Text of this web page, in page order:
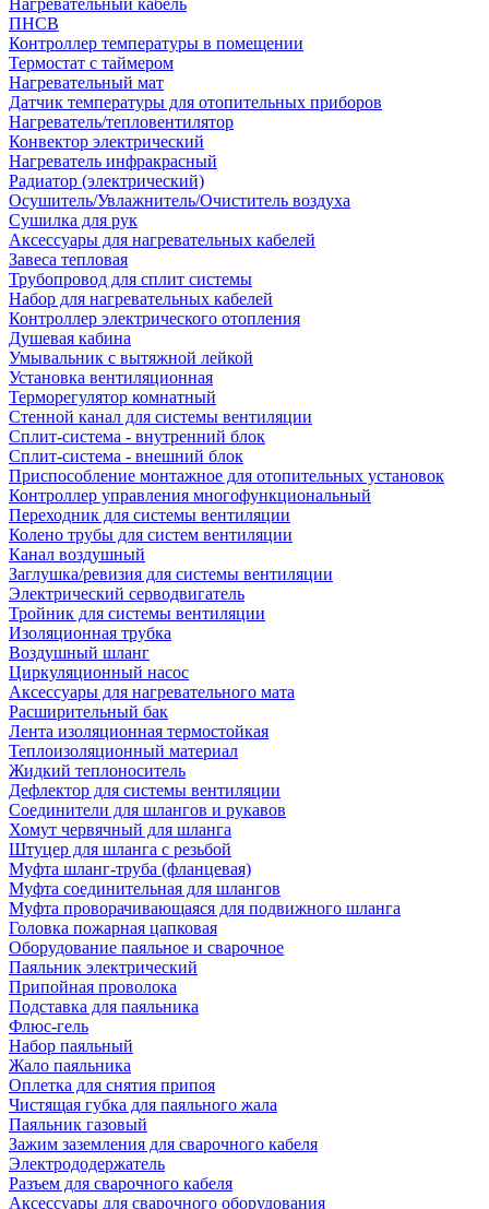
Нагревательный кабель
ПНСВ
Контроллер температуры в помещении
Термостат с таймером
Нагревательный мат
Датчик температуры для отопительных приборов
Нагреватель/тепловентилятор
Конвектор электрический
Нагреватель инфракрасный
Радиатор (электрический)
Осушитель/Увлажнитель/Очиститель воздуха
Сушилка для рук
Аксессуары для нагревательных кабелей
Завеса тепловая
Трубопровод для сплит системы
Набор для нагревательных кабелей
Контроллер электрического отопления
Душевая кабина
Умывальник с вытяжной лейкой
Установка вентиляционная
Терморегулятор комнатный
Стенной канал для системы вентиляции
Сплит-система - внутренний блок
Сплит-система - внешний блок
Приспособление монтажное для отопительных установок
Контроллер управления многофункциональный
Переходник для системы вентиляции
Колено трубы для систем вентиляции
Канал воздушный
Заглушка/ревизия для системы вентиляции
Электрический серводвигатель
Тройник для системы вентиляции
Изоляционная трубка
Воздушный шланг
Циркуляционный насос
Аксессуары для нагревательного мата
Расширительный бак
Лента изоляционная термостойкая
Теплоизоляционный материал
Жидкий теплоноситель
Дефлектор для системы вентиляции
Соединители для шлангов и рукавов
Хомут червячный для шланга
Штуцер для шланга с резьбой
Муфта шланг-труба (фланцевая)
Муфта соединительная для шлангов
Муфта проворачивающаяся для подвижного шланга
Головка пожарная цапковая
Оборудование паяльное и сварочное
Паяльник электрический
Припойная проволока
Подставка для паяльника
Флюс-гель
Набор паяльный
Жало паяльника
Оплетка для снятия припоя
Чистящая губка для паяльного жала
Паяльник газовый
Зажим заземления для сварочного кабеля
Электрододержатель
Разъем для сварочного кабеля
Аксессуары для сварочного оборудования